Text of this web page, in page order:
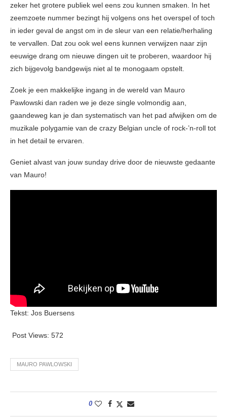
zeker het grotere publiek wel eens zou kunnen smaken. In het
zeemzoete nummer bezingt hij volgens ons het overspel of toch
in ieder geval de angst om in de sleur van een relatie/herhaling
te vervallen. Dat zou ook wel eens kunnen verwijzen naar zijn
eeuwige drang om nieuwe dingen uit te proberen, waardoor hij
zich bijgevolg bandgewijs niet al te monogaam opstelt.
Zoek je een makkelijke ingang in de wereld van Mauro
Pawlowski dan raden we je deze single volmondig aan,
gaandeweg kan je dan systematisch van het pad afwijken om de
muzikale polygamie van de crazy Belgian uncle of rock-’n-roll tot
in het detail te ervaren.
Geniet alvast van jouw sunday drive door de nieuwste gedaante
van Mauro!
Tekst: Jos Buersens
Post Views: 572
MAURO PAWLOWSKI
0